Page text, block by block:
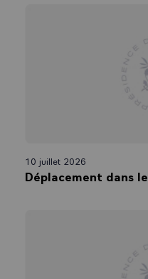
10 juillet 2026
Déplacement dans